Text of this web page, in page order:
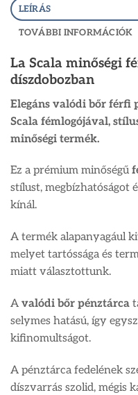
LEÍRÁS
TOVÁBBI INFORMÁCIÓK
La Scala minőségi
díszdobozban
Elegáns valódi bőr férfi
Scala fémlogójával,
minőségi termék.
Ez a prémium minőségű
stílust, megbízhatóságot
kínál.
A termék alapanyagául
melyet tartóssága és
miatt választottunk.
A valódi bőr pénztárca
selymes hatású, így
kifinomultságot.
A pénztárca fedelének
díszvarrás szolid, mégis